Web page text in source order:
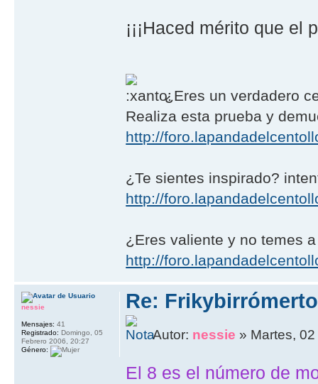
¡¡¡Haced mérito que
¿Eres un verdadero
Realiza esta prueba y
http://
¿Te sientes inspirado?
http://
¿Eres valiente y no temes
http://
Re:
Autor: nessie » Martes,
El 8 es el número de
nessie
Mensajes: 41
Registrado: Domingo, 05
Febrero 2006, 20:27
Género: